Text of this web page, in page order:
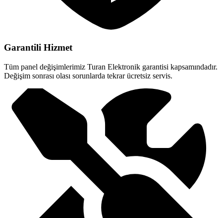
Garantili Hizmet
Tüm panel değişimlerimiz Turan Elektronik garantisi kapsamındadır.
Değişim sonrası olası sorunlarda tekrar ücretsiz servis.